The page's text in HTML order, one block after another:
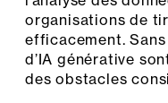
organisations de
efficacement.
d’IA générative
des obstacles